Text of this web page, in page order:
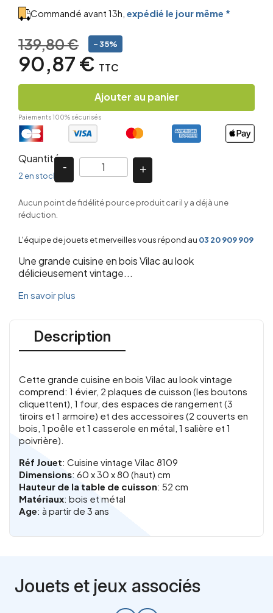
Commandé avant 13h, expédié le jour même *
139,80 € - 35%
90,87 € TTC
Ajouter au panier
Paiements 100% sécurisés
Quantité
2 en stock
Aucun point de fidélité pour ce produit car il y a déjà une
réduction.
L'équipe de jouets et merveilles vous répond au 03 20 909 909
Une grande cuisine en bois Vilac au look
délicieusement vintage...
En savoir plus
Description
Cette grande cuisine en bois Vilac au look vintage
comprend: 1 évier, 2 plaques de cuisson (les boutons
cliquettent), 1 four, des espaces de rangement (3
tiroirs et 1 armoire) et des accessoires (2 couverts en
bois, 1 poêle et 1 casserole en métal, 1 salière et 1
poivrière).
Réf Jouet: Cuisine vintage Vilac 8109
Dimensions: 60 x 30 x 80 (haut) cm
Hauteur de la table de cuisson: 52 cm
Matériaux: bois et métal
Age: à partir de 3 ans
Jouets et jeux associés